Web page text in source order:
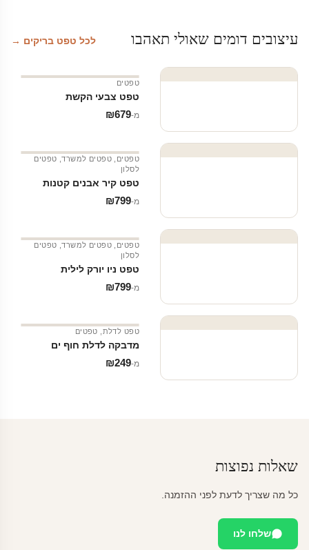
עיצובים דומים שאולי תאהבו לכל טפט בריקים →
טפטים
טפט צבעי הקשת
מ‑ ₪679
טפטים טפטים למשרד, טפטים
לסלון
טפט קיר אבנים קטנות
מ‑ ₪799
טפטים טפטים למשרד, טפטים
לסלון
טפט ניו יורק לילית
מ‑ ₪799
טפט לדלת טפטים
מדבקה לדלת חוף ים
מ‑ ₪249
שאלות נפוצות
כל מה שצריך לדעת לפני ההזמנה.
שלחו לנו